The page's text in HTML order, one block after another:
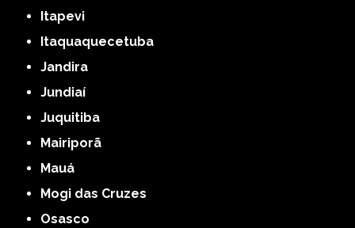
Itapevi
Itaquaquecetuba
Jandira
Jundiaí
Juquitiba
Mairiporã
Mauá
Mogi das Cruzes
Osasco